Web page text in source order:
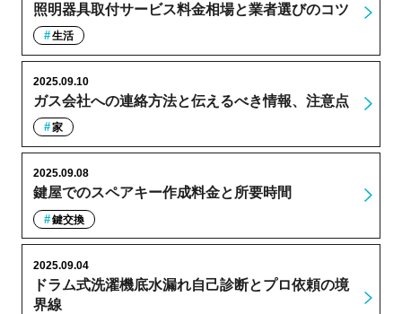
照明器具取付サービス料金相場と業者選びのコツ
生活
ガス会社への連絡方法と伝えるべき情報、注意点
2025.09.10
家
鍵屋でのスペアキー作成料金と所要時間
2025.09.08
鍵交換
ドラム式洗濯機底水漏れ自己診断とプロ依頼の境
界線
2025.09.04